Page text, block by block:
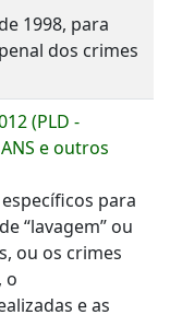
1998, para
dos crimes
(PLD -
e outros
para
“lavagem” ou
ou os crimes
o
e as